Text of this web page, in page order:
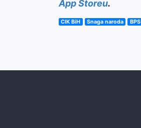
App Storeu.
CIK BiH Snaga naroda